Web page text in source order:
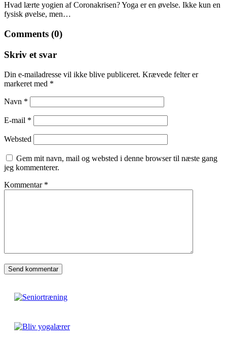
Hvad lærte yogien af Coronakrisen? Yoga er en øvelse. Ikke kun en
fysisk øvelse, men…
Comments (0)
Skriv et svar
Din e-mailadresse vil ikke blive publiceret. Krævede felter er
markeret med *
Navn *
E-mail *
Websted
Gem mit navn, mail og websted i denne browser til næste gang
jeg kommenterer.
Kommentar *